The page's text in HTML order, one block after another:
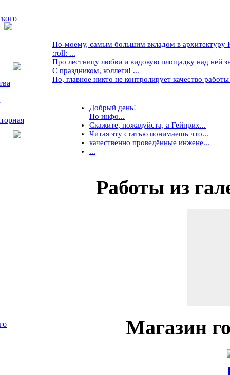
По-моему, самым большим вкладом в архитектуру
:roll: ...
Про лестницу любви и видовую площадку над ней
С праздником, коллеги! ...
Но, главное никто не контролирует качество
Добрый день!
По инфо...
Скажите, пожалуйста, а Гейнрих...
Читая эту статью понимаешь что...
качественно проведённые инжене...
...
Работыиз
Магазин